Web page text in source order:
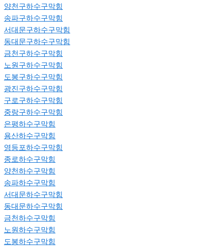
양천구하수구막힘
송파구하수구막힘
서대문구하수구막힘
동대문구하수구막힘
금천구하수구막힘
노원구하수구막힘
도봉구하수구막힘
광진구하수구막힘
구로구하수구막힘
중랑구하수구막힘
은평하수구막힘
용산하수구막힘
영등포하수구막힘
종로하수구막힘
양천하수구막힘
송파하수구막힘
서대문하수구막힘
동대문하수구막힘
금천하수구막힘
노원하수구막힘
도봉하수구막힘